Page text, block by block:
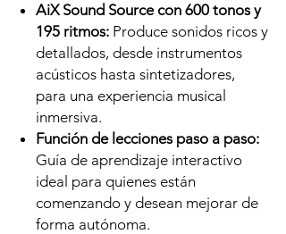
AiX Sound Source con 600 tonos y
195 ritmos: Produce sonidos ricos y
detallados, desde instrumentos
acústicos hasta sintetizadores,
para una experiencia musical
inmersiva.
Función de lecciones paso a paso:
Guía de aprendizaje interactivo
ideal para quienes están
comenzando y desean mejorar de
forma autónoma.